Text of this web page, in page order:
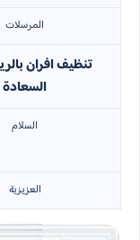
المرسلات
تنظيف افران
السعادة
السلام
العزيزية